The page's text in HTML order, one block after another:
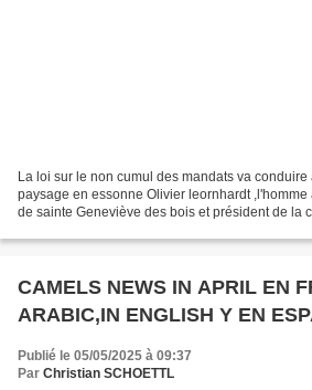
La loi sur le non cumul des mandats va
paysage en essonne Olivier leornhardt ,l'homme
de sainte Geneviève des bois et président de la
CAMELS NEWS IN APRIL EN
ARABIC,IN ENGLISH Y EN
Publié le 05/05/2025 à 09:37
Par Christian SCHOETTL